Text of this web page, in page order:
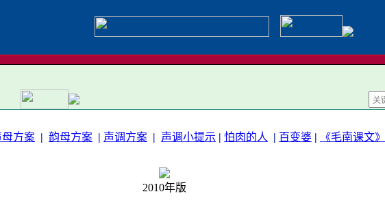
母方案 | 韵母方案 | 声调方案 | 声调小提示 | 怕肉的人 | 百变婆 | 《毛南课文》
2010年版